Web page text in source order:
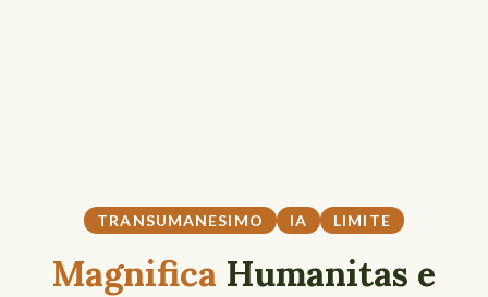
TRANSUMANESIMO IA LIMITE
Magnifica Humanitas e